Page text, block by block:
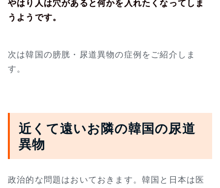
やはり人は穴があると何かを入れたくなってしま
うようです。
次は韓国の膀胱・尿道異物の症例をご紹介しま
す。
近くて遠いお隣の韓国の尿道
異物
政治的な問題はおいておきます。韓国と日本は医